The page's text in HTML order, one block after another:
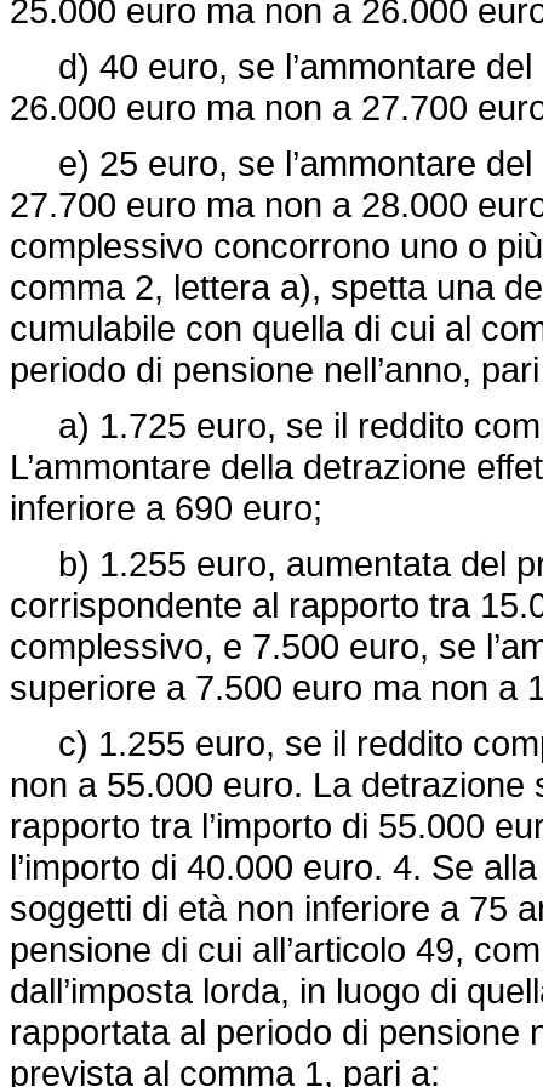
25.000 euro ma non a 26.000
d) 40 euro, se l’ammontare
26.000 euro ma non a 27.700
e) 25 euro, se l’ammontare
27.700 euro ma non a 28.000
complessivo concorrono uno o
comma 2, lettera a), spetta una
cumulabile con quella di cui al
periodo di pensione nell’anno,
a) 1.725 euro, se il reddito
L’ammontare della detrazione
inferiore a 690 euro;
b) 1.255 euro, aumentata del
corrispondente al rapporto tra
complessivo, e 7.500 euro, se
superiore a 7.500 euro ma non a
c) 1.255 euro, se il reddito
non a 55.000 euro. La
rapporto tra l’importo di 55.000
l’importo di 40.000 euro. 4. Se
soggetti di età non inferiore a 75
pensione di cui all’articolo 49,
dall’imposta lorda, in luogo di
rapportata al periodo di pensione
prevista al comma 1, pari a: